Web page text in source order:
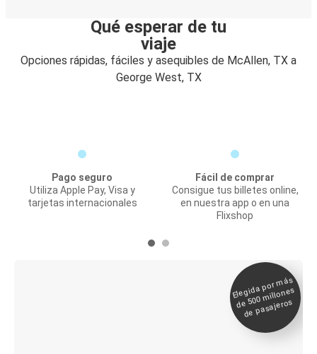
Qué esperar de tu
viaje
Opciones rápidas, fáciles y asequibles de McAllen, TX a
George West, TX
Pago seguro
Utiliza Apple Pay, Visa y
tarjetas internacionales
Fácil de comprar
Consigue tus billetes online,
en nuestra app o en una
Flixshop
Elegida por
más
de 500
millones
de pasajeros